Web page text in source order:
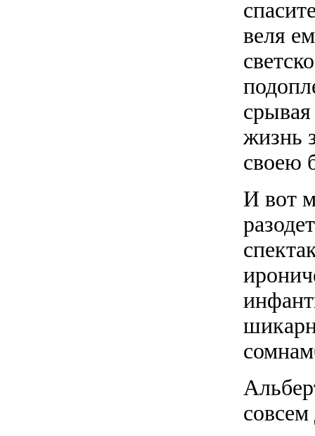
веля
жизнь
своею
И вот